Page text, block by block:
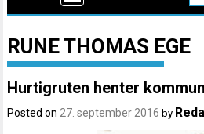
RUNE THOMAS EGE
Hurtigruten henter
Posted on27. september 2016 by